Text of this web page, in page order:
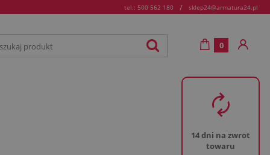
tel.: 500 562 180 / sklep24@armatura24.pl
0
14 dni na zwrot
towaru